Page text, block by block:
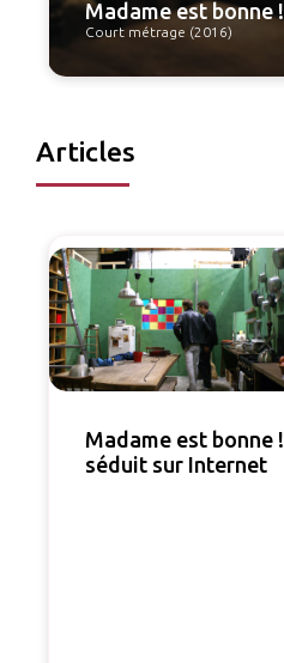
Madame est bonne !
Court métrage (2016)
Articles
Madame est bonne !
séduit sur Internet